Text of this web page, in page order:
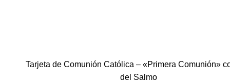
Tarjeta de Comunión Católica – «Primera Comunión»
del Salmo